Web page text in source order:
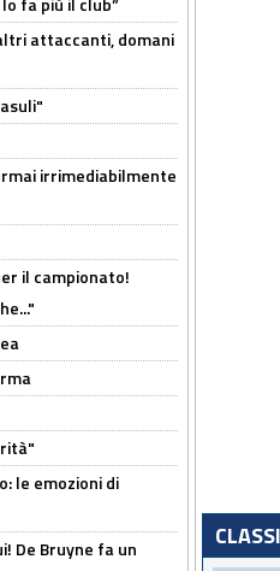
attaccanti, domani
irrimediabilmente
il campionato!
le emozioni di
De Bruyne fa un